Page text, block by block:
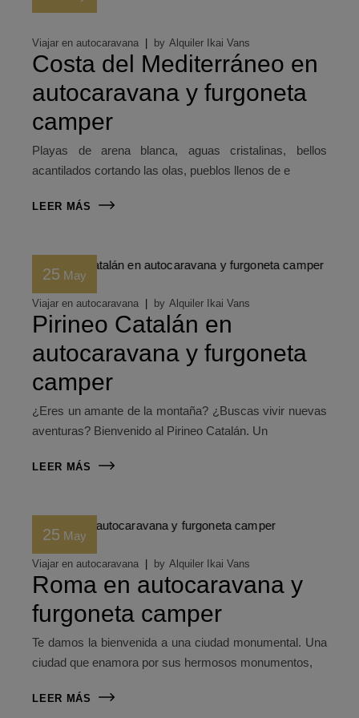
Viajar en autocaravana by Alquiler Ikai Vans
Costa del Mediterráneo en
autocaravana y furgoneta
camper
Playas de arena blanca, aguas cristalinas, bellos
acantilados cortando las olas, pueblos llenos de e
LEER MÁS
25 May
Viajar en autocaravana by Alquiler Ikai Vans
Pirineo Catalán en
autocaravana y furgoneta
camper
¿Eres un amante de la montaña? ¿Buscas vivir nuevas
aventuras? Bienvenido al Pirineo Catalán. Un
LEER MÁS
25 May
Viajar en autocaravana by Alquiler Ikai Vans
Roma en autocaravana y
furgoneta camper
Te damos la bienvenida a una ciudad monumental. Una
ciudad que enamora por sus hermosos monumentos,
LEER MÁS